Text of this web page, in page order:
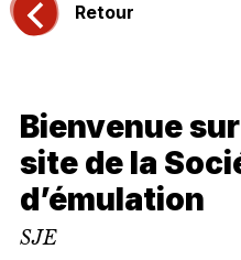
Retour
Bienvenue
site de la
d’émulation
SJE